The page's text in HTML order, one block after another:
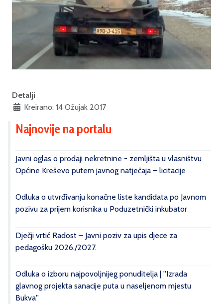
Detalji
Kreirano: 14 Ožujak 2017
Najnovije na portalu
Javni oglas o prodaji nekretnine - zemljišta u vlasništvu
Općine Kreševo putem javnog natječaja – licitacije
Odluka o utvrđivanju konačne liste kandidata po Javnom
pozivu za prijem korisnika u Poduzetnički inkubator
Dječji vrtić Radost – Javni poziv za upis djece za
pedagošku 2026./2027.
Odluka o izboru najpovoljnijeg ponuditelja | ''Izrada
glavnog projekta sanacije puta u naseljenom mjestu
Bukva''